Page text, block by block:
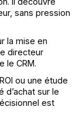
sans pression
la mise en
directeur
le CRM.
ou une étude
d’achat sur le
est